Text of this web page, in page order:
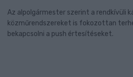
Az alpolgármester szerint a rendkívüli
közműrendszereket is fokozottan
bekapcsolni a push értesítéseket.